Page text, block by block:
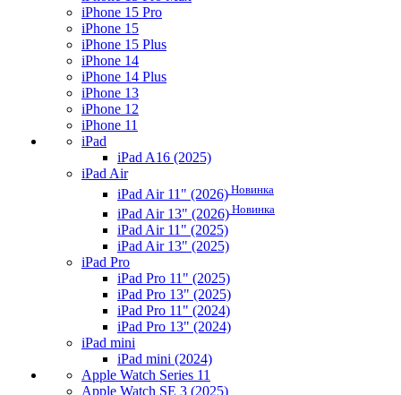
iPhone 15 Pro
iPhone 15
iPhone 15 Plus
iPhone 14
iPhone 14 Plus
iPhone 13
iPhone 12
iPhone 11
iPad
iPad A16 (2025)
iPad Air
iPad Air 11" (2026) Новинка
iPad Air 13" (2026) Новинка
iPad Air 11" (2025)
iPad Air 13" (2025)
iPad Pro
iPad Pro 11" (2025)
iPad Pro 13" (2025)
iPad Pro 11" (2024)
iPad Pro 13" (2024)
iPad mini
iPad mini (2024)
Apple Watch Series 11
Apple Watch SE 3 (2025)